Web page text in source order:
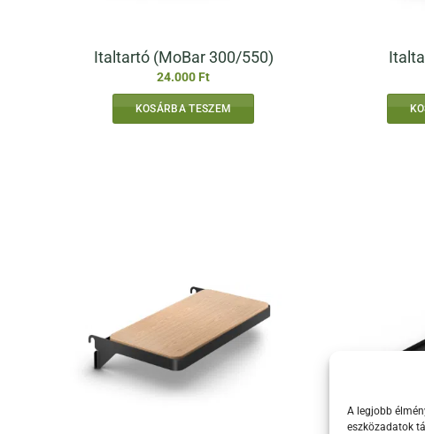
A legjobb
eszközadatok
Italtartó (MoBar 300/550)
24.000 Ft
KOSÁRBA TESZEM